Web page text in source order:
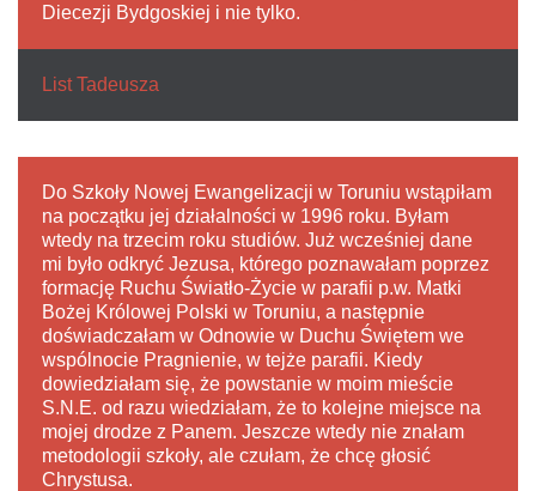
Diecezji Bydgoskiej i nie tylko.
List Tadeusza
Do Szkoły Nowej Ewangelizacji w Toruniu wstąpiłam
na początku jej działalności w 1996 roku. Byłam
wtedy na trzecim roku studiów. Już wcześniej dane
mi było odkryć Jezusa, którego poznawałam poprzez
formację Ruchu Światło-Życie w parafii p.w. Matki
Bożej Królowej Polski w Toruniu, a następnie
doświadczałam w Odnowie w Duchu Świętem we
wspólnocie Pragnienie, w tejże parafii. Kiedy
dowiedziałam się, że powstanie w moim mieście
S.N.E. od razu wiedziałam, że to kolejne miejsce na
mojej drodze z Panem. Jeszcze wtedy nie znałam
metodologii szkoły, ale czułam, że chcę głosić
Chrystusa.